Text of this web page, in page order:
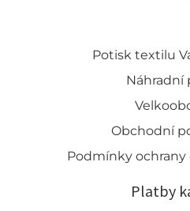
Potisk textilu
Náhradní
Obchodní
Podmínky
Platby